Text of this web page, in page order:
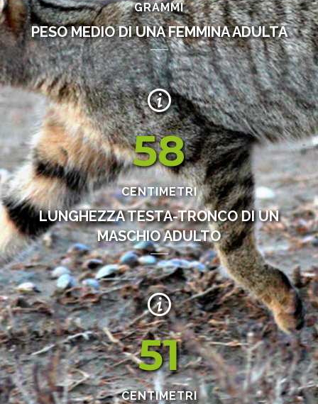
GRAMMI
PESO MEDIO DI UNA FEMMINA ADULTA
58
CENTIMETRI
LUNGHEZZA TESTA-TRONCO DI UN
MASCHIO ADULTO
51
CENTIMETRI